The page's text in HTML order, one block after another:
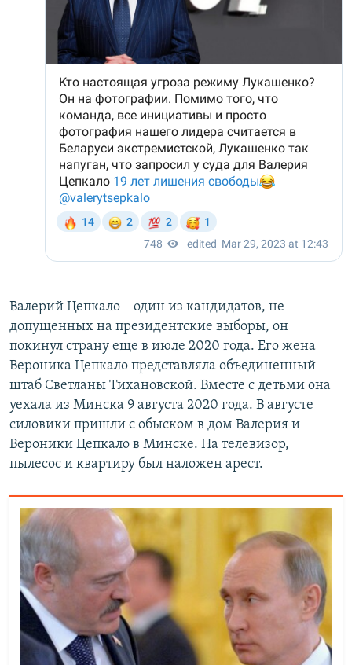
Валерий Цепкало – один из кандидатов, не
допущенных на президентские выборы, он
покинул страну еще в июле 2020 года. Его жена
Вероника Цепкало представляла объединенный
штаб Светланы Тихановской. Вместе с детьми она
уехала из Минска 9 августа 2020 года. В августе
силовики пришли с обыском в дом Валерия и
Вероники Цепкало в Минске. На телевизор,
пылесос и квартиру был наложен арест.